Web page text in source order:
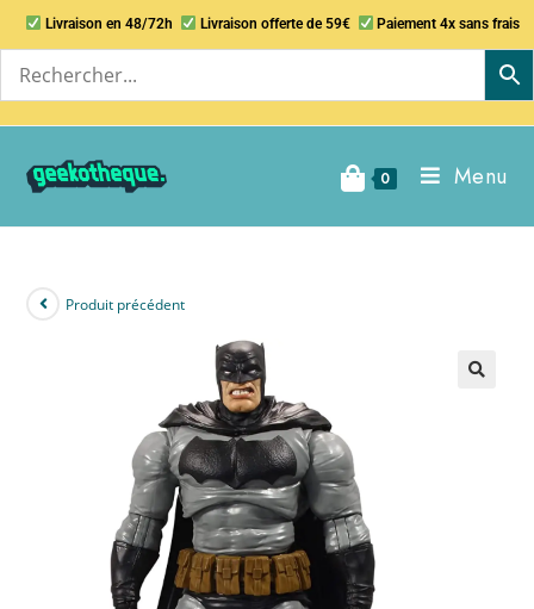
Livraison en 48/72h Livraison offerte de 59€ Paiement 4x sans frais
0 Menu
Produit précédent